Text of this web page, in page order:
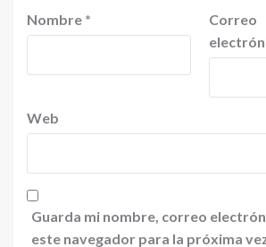
Nombre *
Correo
Web
Guarda mi nombre, correo
este navegador para la próxima